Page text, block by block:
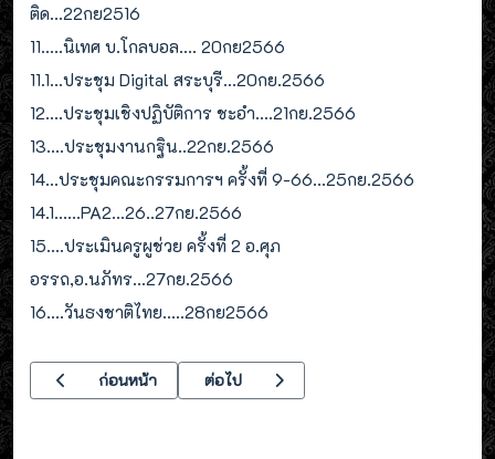
ติด...22กย2516
11.....นิเทศ บ.โกลบอล.... 20กย2566
11.1...ประชุม Digital สระบุรี...20กย.2566
12....ประชุมเชิงปฏิบัติการ ชะอำ....21กย.2566
13....ประชุมงานกฐิน..22กย.2566
14...ประชุมคณะกรรมการฯ ครั้งที่ 9-66...25กย.2566
14.1......PA2...26..27กย.2566
15....ประเมินครูผูช่วย ครั้งที่ 2 อ.ศุภ
อรรถ,อ.นภัทร...27กย.2566
16....วันธงชาติไทย.....28กย2566
เนื้อหาก่อนหน้า: ประชุมนักศึกษาฝึกอาชีพในสถานประกอบการ เรื่อ
ก่อนหน้า เนื้อหาถัดไป: กำหนดการลงทะเบียนเรียน ภา
ต่อไป